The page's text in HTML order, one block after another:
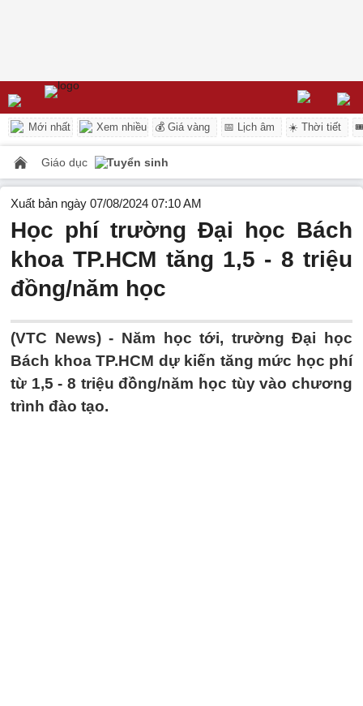
Mới nhất Xem nhiều 💰 Giá vàng 📅 Lịch âm ☀️ Thời tiết
Giáo dục Tuyển sinh
Xuất bản ngày 07/08/2024 07:10 AM
Học phí trường Đại học Bách
khoa TP.HCM tăng 1,5 - 8 triệu
đồng/năm học
(VTC News) - Năm học tới, trường Đại học
Bách khoa TP.HCM dự kiến tăng mức học phí
từ 1,5 - 8 triệu đồng/năm học tùy vào chương
trình đào tạo.